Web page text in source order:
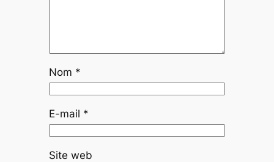
Nom *
E-mail *
Site web